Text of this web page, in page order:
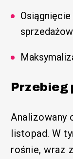
Przebieg
Analizowany
listopad. W
rośnie, wraz